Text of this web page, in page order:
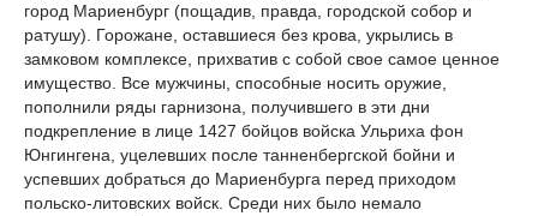
город Мариенбург (пощадив, правда, городской собор и
ратушу). Горожане, оставшиеся без крова, укрылись в
замковом комплексе, прихватив с собой свое самое ценное
имущество. Все мужчины, способные носить оружие,
пополнили ряды гарнизона, получившего в эти дни
подкрепление в лице 1427 бойцов войска Ульриха фон
Юнгингена, уцелевших после танненбергской бойни и
успевших добраться до Мариенбурга перед приходом
польско-литовских войск. Среди них было немало